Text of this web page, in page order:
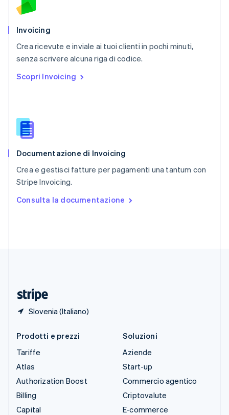
Invoicing
Crea ricevute e inviale ai tuoi clienti in pochi minuti,
senza scrivere alcuna riga di codice.
Scopri Invoicing
Documentazione di Invoicing
Crea e gestisci fatture per pagamenti una tantum con
Stripe Invoicing.
Consulta la documentazione
Slovenia (Italiano)
Portogallo
RAS di Hong Kong, Cina
English
Regno Unito
English
English
English
Slovacchia
Slovenia
Spagna
EspañolEnglish
English Español简体中文
Prodotti e prezzi
Tariffe
Atlas
Authorization Boost
Billing
Capital
Soluzioni
Aziende
Start-up
Commercio agentico
Criptovalute
E-commerce